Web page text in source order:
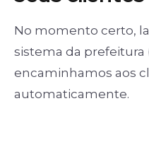
No momento certo,
sistema da prefeitura
encaminhamos aos
automaticamente.